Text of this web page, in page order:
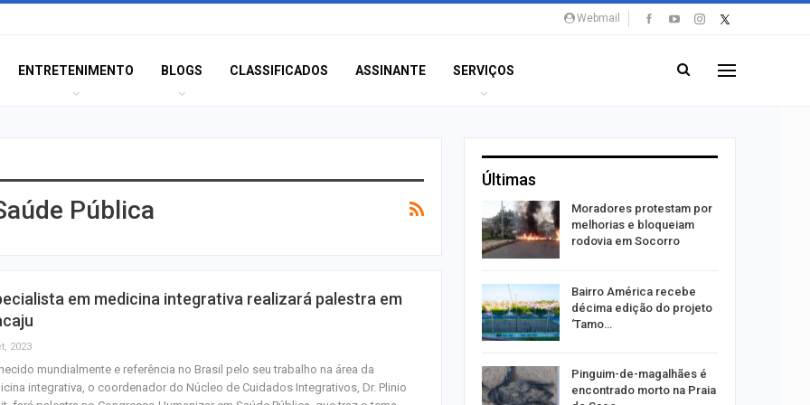
Webmail
ENTRETENIMENTO BLOGS CLASSIFICADOS ASSINANTE SERVIÇOS
Pública
em medicina integrativa realizará palestra em
2023
mundialmente e referência no Brasil pelo seu trabalho na área da
integrativa, o coordenador do Núcleo de Cuidados Integrativos, Dr. Plinio
Últimas
Anvisa desmente boato
CPI das Concessões
retoma trabalhos na
Homem é preso horas
após matar mulher a
Moradores protestam por
melhorias e bloqueiam
rodovia em Socorro
Bairro América recebe
décima edição do projeto
‘Tamo…
Pinguim-de-magalhães é
encontrado morto na Praia